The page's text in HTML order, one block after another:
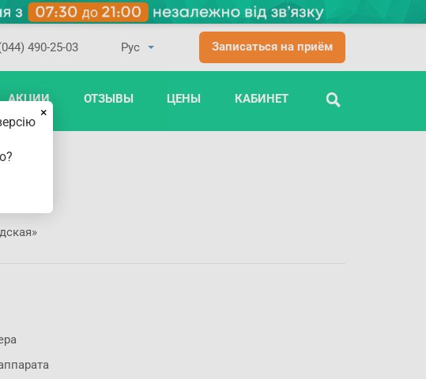
ПОИСК
490-25-03 Записаться на приём
АКЦИИ ОТЗЫВЫ ЦЕНЫ КАБИНЕТ
×